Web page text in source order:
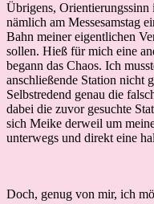
Übrigens,
nämlich am Messesamstag
Bahn meiner eigentlichen
sollen. Hieß für mich eine
begann das Chaos. Ich
anschließende Station nicht
Selbstredend genau die
dabei die zuvor gesuchte
sich Meike derweil um
unterwegs und direkt eine
Doch, genug von mir, ich